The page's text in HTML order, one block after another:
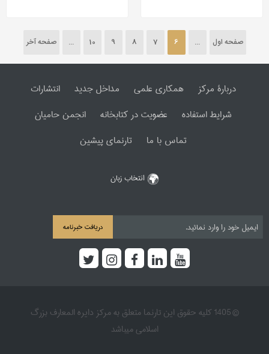
صفحه اول ...
6
7
8
9
10
... صفحه آخر
دربارۀ مرکز همکاری علمی مداخل جدید
انتشارات
شرایط استفاده
عضویت در کتابخانه
انجمن حامیان
تماس با ما
تارنمای پیشین
انتخاب زبان
دریافت خبرنامه
© 1405 کلیه حقوق این تارنما متعلق به مرکز دایره المعارف بزرگ
اسلامی میباشد